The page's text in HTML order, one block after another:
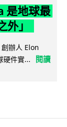
是地球最
」
辦人 Elon
硬件實...
閱讀